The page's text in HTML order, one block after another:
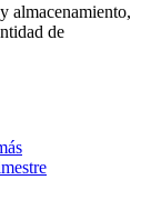
almacenamiento,
de